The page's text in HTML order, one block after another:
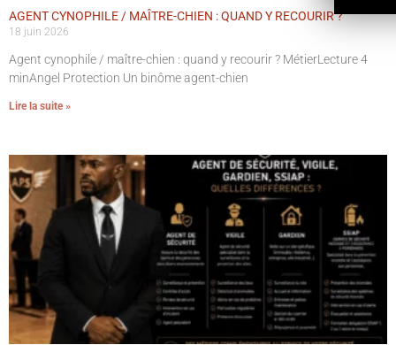
AGENT CYNOPHILE / MAÎTRE-CHIEN : QUAND Y RECOURIR ?
18 juin 2026
Agent cynophile / maître-chien : quand y recourir ? MétierLecture 4
minAngel Protection Un binôme agent-chien
Lire la suite »